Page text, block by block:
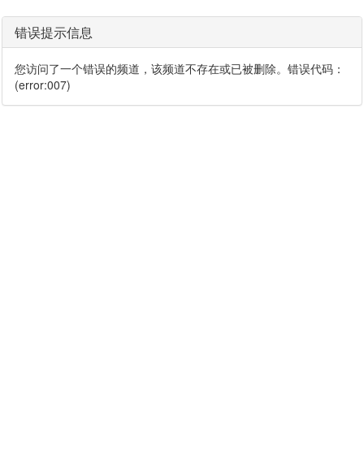
错误提示信息
您访问了一个错误的频道，该频道不存在或已被删除。错误代码：
(error:007)